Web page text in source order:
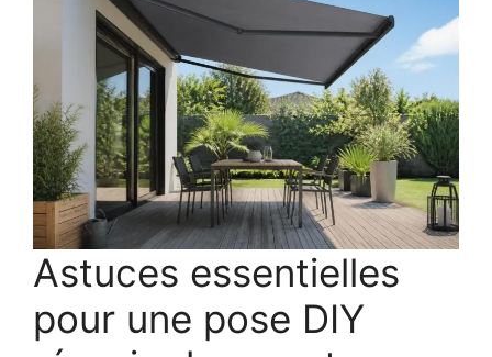
Astuces essentielles
pour une pose DIY